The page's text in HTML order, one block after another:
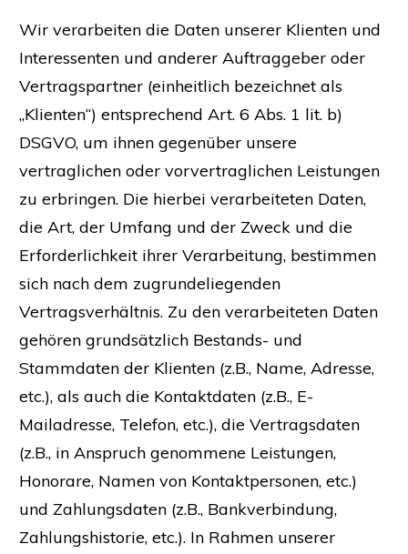
Wir verarbeiten die Daten unserer Klienten und
Interessenten und anderer Auftraggeber oder
Vertragspartner (einheitlich bezeichnet als
„Klienten“) entsprechend Art. 6 Abs. 1 lit. b)
DSGVO, um ihnen gegenüber unsere
vertraglichen oder vorvertraglichen Leistungen
zu erbringen. Die hierbei verarbeiteten Daten,
die Art, der Umfang und der Zweck und die
Erforderlichkeit ihrer Verarbeitung, bestimmen
sich nach dem zugrundeliegenden
Vertragsverhältnis. Zu den verarbeiteten Daten
gehören grundsätzlich Bestands- und
Stammdaten der Klienten (z.B., Name, Adresse,
etc.), als auch die Kontaktdaten (z.B., E-
Mailadresse, Telefon, etc.), die Vertragsdaten
(z.B., in Anspruch genommene Leistungen,
Honorare, Namen von Kontaktpersonen, etc.)
und Zahlungsdaten (z.B., Bankverbindung,
Zahlungshistorie, etc.). In Rahmen unserer